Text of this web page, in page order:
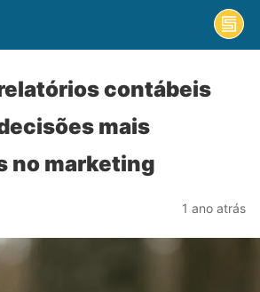
contábeis
mais
no marketing
1 ano atrás